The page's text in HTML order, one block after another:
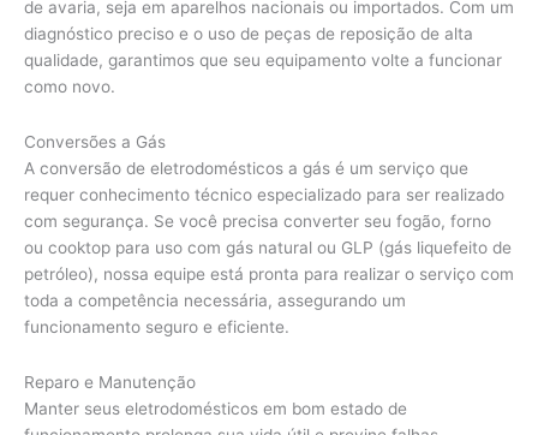
de avaria, seja em aparelhos nacionais ou importados. Com um
diagnóstico preciso e o uso de peças de reposição de alta
qualidade, garantimos que seu equipamento volte a funcionar
como novo.
Conversões a Gás
A conversão de eletrodomésticos a gás é um serviço que
requer conhecimento técnico especializado para ser realizado
com segurança. Se você precisa converter seu fogão, forno
ou cooktop para uso com gás natural ou GLP (gás liquefeito de
petróleo), nossa equipe está pronta para realizar o serviço com
toda a competência necessária, assegurando um
funcionamento seguro e eficiente.
Reparo e Manutenção
Manter seus eletrodomésticos em bom estado de